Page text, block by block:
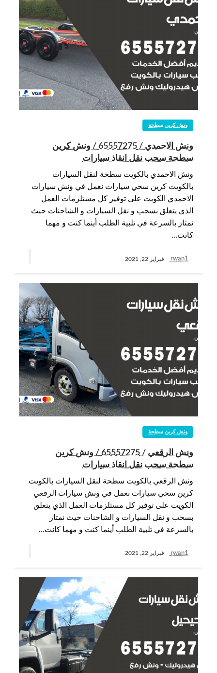
ونش كرين سطحة
ونش الاحمدي / 65557275 / ونش كرين
سطحة سحب نقل انقاذ سيارات
ونش الاحمدي بالكويت سطحة لنقل السيارات
بالكويت كرين سحي سيارات نعمل في ونش سيارات
الاحمدي الكويت على توفير كل مستلزمات العمل
الذي يتعلق بسحب و نقل السيارات و الشاحنات حيث
نمتاز بالسرعة في تلبية الطلب أينما كنت و مهما
كانت…
rwan1 فبراير 22, 2021
ونش كرين سطحة
ونش الرقعي / 65557275 / ونش كرين
سطحة سحب نقل انقاذ سيارات
ونش الرقعي بالكويت سطحة لنقل السيارات بالكويت
كرين سحي سيارات نعمل في ونش سيارات الرقعي
الكويت على توفير كل مستلزمات العمل الذي يتعلق
بسحب و نقل السيارات و الشاحنات حيث نمتاز
بالسرعة في تلبية الطلب أينما كنت و مهما كانت…
rwan1 فبراير 22, 2021